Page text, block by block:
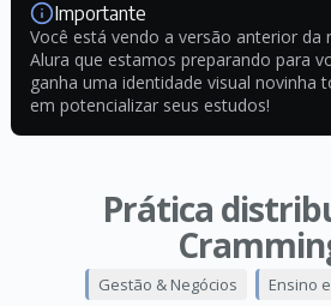
Importante
Você está vendo a versão anterior da
Alura que estamos preparando para
ganha uma identidade visual novinha
em potencializar seus estudos!
Prática
Gestão & Negócios Ensino